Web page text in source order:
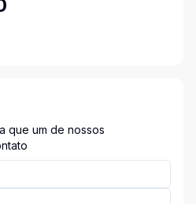
que um de nossos